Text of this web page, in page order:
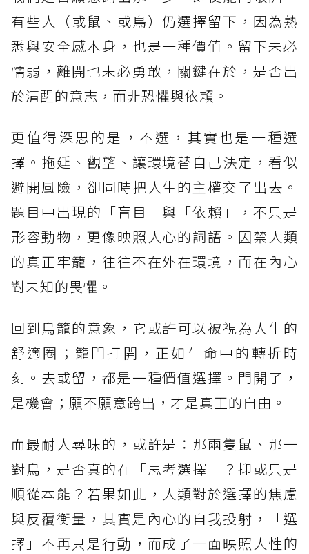
有些人（或鼠、或鳥）仍選擇留下，因為熟
悉與安全感本身，也是一種價值。留下未必
懦弱，離開也未必勇敢，關鍵在於，是否出
於清醒的意志，而非恐懼與依賴。
更值得深思的是，不選，其實也是一種選
擇。拖延、觀望、讓環境替自己決定，看似
避開風險，卻同時把人生的主權交了出去。
題目中出現的「盲目」與「依賴」，不只是
形容動物，更像映照人心的詞語。囚禁人類
的真正牢籠，往往不在外在環境，而在內心
對未知的畏懼。
回到鳥籠的意象，它或許可以被視為人生的
舒適圈；籠門打開，正如生命中的轉折時
刻。去或留，都是一種價值選擇。門開了，
是機會；願不願意跨出，才是真正的自由。
而最耐人尋味的，或許是：那兩隻鼠、那一
對鳥，是否真的在「思考選擇」？抑或只是
順從本能？若果如此，人類對於選擇的焦慮
與反覆衡量，其實是內心的自我投射，「選
擇」不再只是行動，而成了一面映照人性的